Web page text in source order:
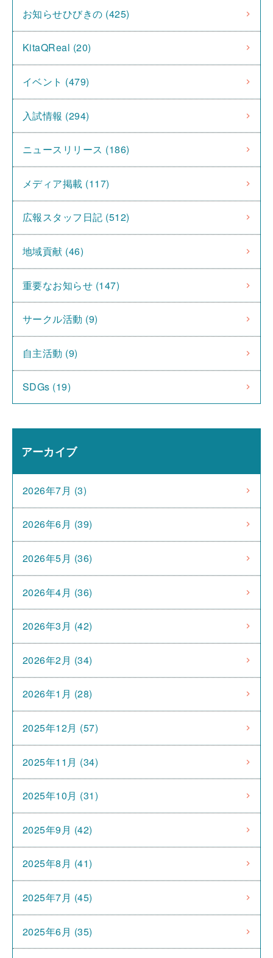
お知らせひびきの (425)
KitaQReal (20)
イベント (479)
入試情報 (294)
ニュースリリース (186)
メディア掲載 (117)
広報スタッフ日記 (512)
地域貢献 (46)
重要なお知らせ (147)
サークル活動 (9)
自主活動 (9)
SDGs (19)
アーカイブ
2026年7月 (3)
2026年6月 (39)
2026年5月 (36)
2026年4月 (36)
2026年3月 (42)
2026年2月 (34)
2026年1月 (28)
2025年12月 (57)
2025年11月 (34)
2025年10月 (31)
2025年9月 (42)
2025年8月 (41)
2025年7月 (45)
2025年6月 (35)